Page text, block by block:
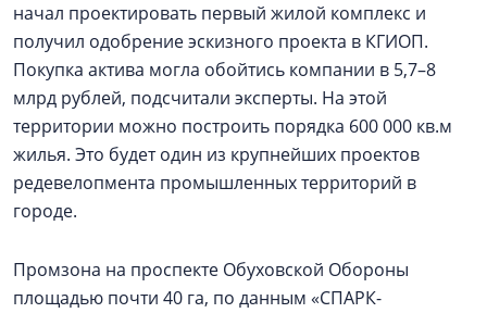
начал проектировать первый жилой комплекс и
получил одобрение эскизного проекта в КГИОП.
Покупка актива могла обойтись компании в 5,7–8
млрд рублей, подсчитали эксперты. На этой
территории можно построить порядка 600 000 кв.м
жилья. Это будет один из крупнейших проектов
редевелопмента промышленных территорий в
городе.
Промзона на проспекте Обуховской Обороны
площадью почти 40 га, по данным «СПАРК-